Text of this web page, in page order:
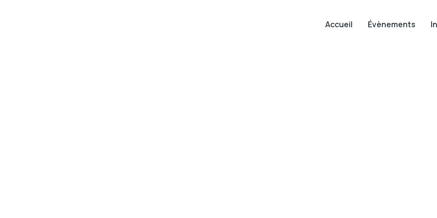
Accueil Évènements